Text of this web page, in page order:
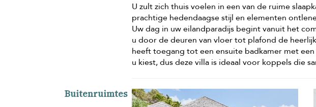
U zult zich thuis voelen in een van de ruime
prachtige hedendaagse stijl en elementen
Uw dag in uw eilandparadijs begint vanuit het
u door de deuren van vloer tot plafond de
heeft toegang tot een ensuite badkamer met
u kiest, dus deze villa is ideaal voor koppels die
Buitenruimtes